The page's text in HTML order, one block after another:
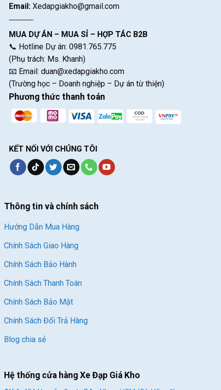
Email: Xedapgiakho@gmail.com
MUA DỰ ÁN – MUA SỈ – HỢP TÁC B2B
📞 Hotline Dự án: 0981.765.775
(Phụ trách: Ms. Khanh)
📧 Email: duan@xedapgiakho.com
(Trường học – Doanh nghiệp – Dự án từ thiện)
Phương thức thanh toán
KẾT NỐI VỚI CHÚNG TÔI
Thông tin và chính sách
Hướng Dẫn Mua Hàng
Chính Sách Giao Hàng
Chính Sách Bảo Hành
Chính Sách Thanh Toán
Chính Sách Bảo Mật
Chính Sách Đổi Trả Hàng
Blog chia sẻ
Hệ thống cửa hàng Xe Đạp Giá Kho